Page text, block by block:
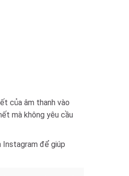
của âm thanh vào
mà không yêu cầu
Instagram để giúp